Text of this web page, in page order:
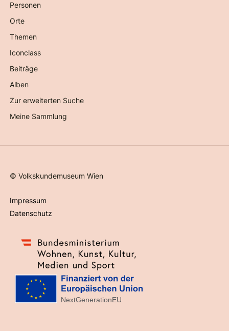
Personen
Orte
Themen
Iconclass
Beiträge
Alben
Zur erweiterten Suche
Meine Sammlung
©Volkskundemuseum Wien
Impressum
Datenschutz